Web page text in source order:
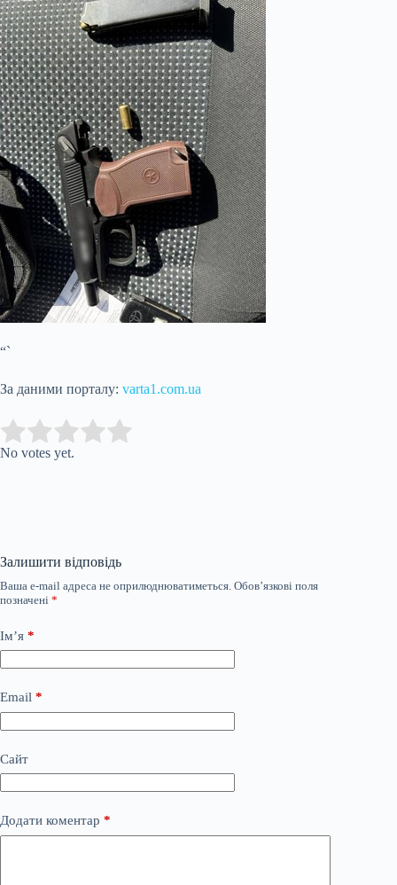
“`
За даними порталу: varta1.com.ua
Rate this item:
No votes yet.
Залишити відповідь
Ваша e-mail адреса не оприлюднюватиметься. Обов’язкові поля
позначені *
Ім’я *
Email *
Сайт
Додати коментар *